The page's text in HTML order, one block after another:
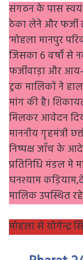
संगठन के पास स्वयं
ठेका लेने और फर्जी
‘मोहला मानपुर
जिसका 6 वर्षों से
फर्जीवाड़ा और
ट्रक मालिकों ने
मांग की है।
मिलकर आवेदन
माननीय गृहमंत्री
निष्पक्ष जाँच के
प्रतिनिधि मंडल मे
घनश्याम
मालिक उपस्थित
मोहला से योगेन्द्र